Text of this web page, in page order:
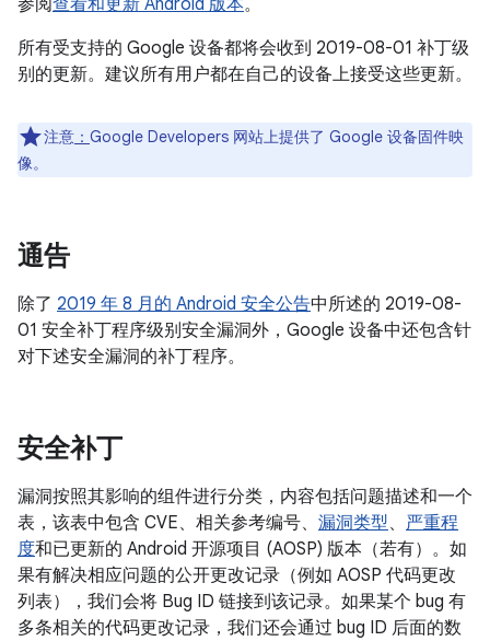
参阅查看和更新 Android 版本。
所有受支持的 Google 设备都将会收到 2019-08-01 补丁级
别的更新。建议所有用户都在自己的设备上接受这些更新。
注意 ： Google Developers 网站上提供了 Google 设备固件映
像。
通告
除了 2019 年 8 月的 Android 安全公告中所述的 2019-08-
01 安全补丁程序级别安全漏洞外，Google 设备中还包含针
对下述安全漏洞的补丁程序。
安全补丁
漏洞按照其影响的组件进行分类，内容包括问题描述和一个
表，该表中包含 CVE、相关参考编号、 漏洞类型、 严重程
度和已更新的 Android 开源项目 (AOSP) 版本（若有）。如
果有解决相应问题的公开更改记录（例如 AOSP 代码更改
列表），我们会将 Bug ID 链接到该记录。如果某个 bug 有
多条相关的代码更改记录，我们还会通过 bug ID 后面的数